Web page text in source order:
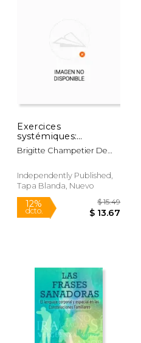
Exercices
systémiques:
Dynamiques de base
des Nouvelles
Francés)
Brigitte Champetier De
Independently Published,
Tapa Blanda, Nuevo